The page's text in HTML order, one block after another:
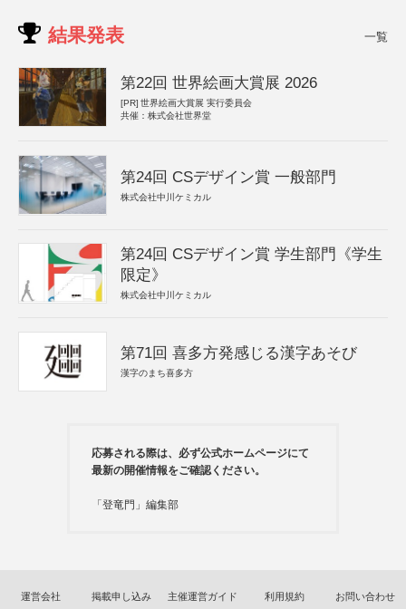
結果発表 一覧
第22回 世界絵画大賞展 2026
[PR] 世界絵画大賞展 実行委員会
共催：株式会社世界堂
第24回 CSデザイン賞 一般部門
株式会社中川ケミカル
第24回 CSデザイン賞 学生部門《学生
限定》
株式会社中川ケミカル
第71回 喜多方発感じる漢字あそび
漢字のまち喜多方
応募される際は、必ず公式ホームページにて
最新の開催情報をご確認ください。
「登竜門」編集部
運営会社 掲載申し込み 主催運営ガイド 利用規約 お問い合わせ